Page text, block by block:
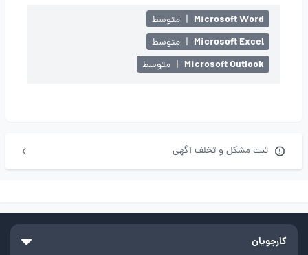
Microsoft Word
| متوسط
Microsoft Excel
| متوسط
Microsoft Outlook
| متوسط
ثبت مشکل و تخلف آگهی
کارجویان